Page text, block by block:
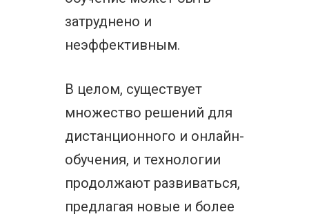
затруднено и
неэффективным.
В целом, существует
множество решений для
дистанционного и онлайн-
обучения, и технологии
продолжают развиваться,
предлагая новые и более